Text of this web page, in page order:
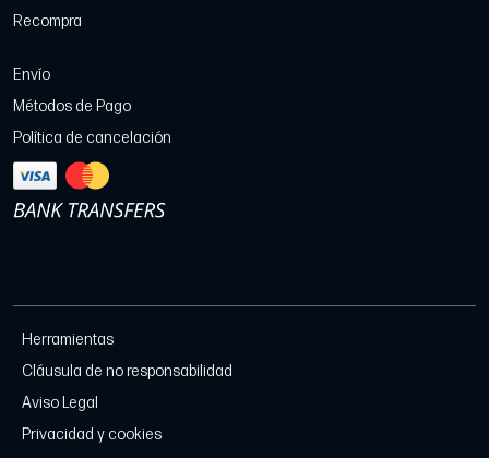
Recompra
Envío
Métodos de Pago
Política de cancelación
Herramientas
Cláusula de no responsabilidad
Aviso Legal
Privacidad y cookies